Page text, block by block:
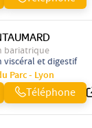
bariatrique
viscéral et digestif
Parc - Lyon
Téléphone